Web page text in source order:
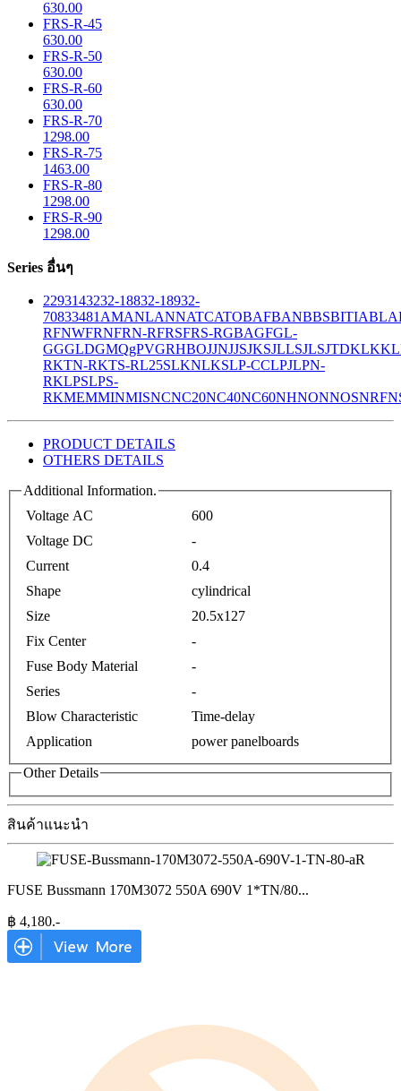
630.00
FRS-R-45
630.00
FRS-R-50
630.00
FRS-R-60
630.00
FRS-R-70
1298.00
FRS-R-75
1463.00
FRS-R-80
1298.00
FRS-R-90
1298.00
Series อื่นๆ
2293143232-18832-18932-
70833481 AMANLANNATCATOBAFBANBBSBITIABLA
RFNWFRNFRN-RFRSFRS-RGBAGFGL-
GGGLDGMQgPVGRHBOJJNJJSJKSJLLSJLSJTDKLK
RKTN-RKTS-RL25SLKNLKSLP-CCLPJLPN-
RKLPSLPS-
RKMEMMINMISNCNC20NC40NC60NHNONNOSNRF
PRODUCT DETAILS
OTHERS DETAILS
Additional Information.
Voltage AC
600
Voltage DC
-
Current
0.4
Shape
cylindrical
Size
20.5x127
Fix Center
-
Fuse Body Material
-
Series
-
Blow Characteristic
Time-delay
Application
power panelboards
Other Details
สินค้าแนะนำ
FUSE Bussmann 170M3072 550A 690V 1*TN/80...
฿ 4,180.-